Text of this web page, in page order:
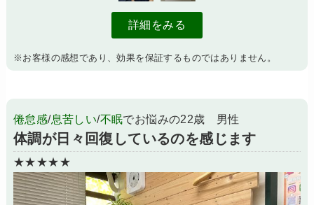
詳細をみる
※お客様の感想であり、効果を保証するものではありません。
倦怠感/息苦しい/不眠でお悩みの22歳 男性
体調が日々回復しているのを感じます
★★★★★